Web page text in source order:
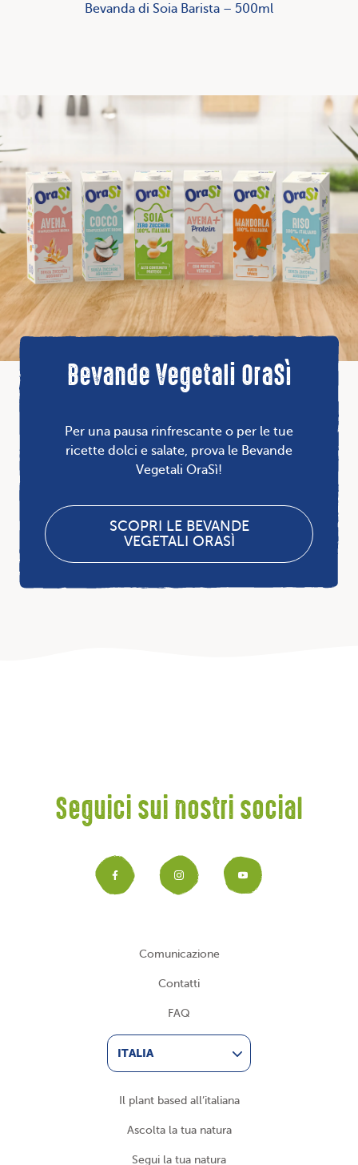
Bevanda di Soia Barista – 500ml
Bevande Vegetali OraSì
Per una pausa rinfrescante o per le tue
ricette dolci e salate, prova le Bevande
Vegetali OraSì!
SCOPRI LE BEVANDE
VEGETALI ORASÌ
Seguici sui nostri social
Facebook
Instagram
Comunicazione
Contatti
FAQ
ITALIA
Il plant based all’italiana
Ascolta la tua natura
Segui la tua natura